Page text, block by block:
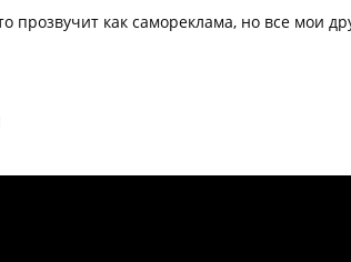
как самореклама, но все мои